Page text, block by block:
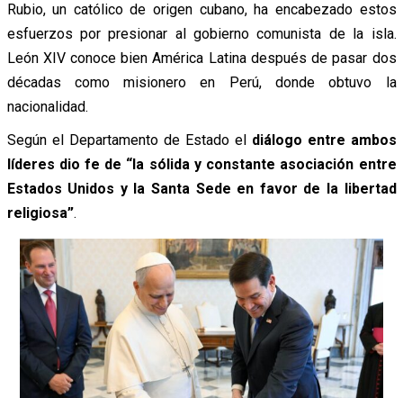
Rubio, un católico de origen cubano, ha encabezado estos
esfuerzos por presionar al gobierno comunista de la isla.
León XIV conoce bien América Latina después de pasar dos
décadas como misionero en Perú, donde obtuvo la
nacionalidad.
Según el Departamento de Estado el diálogo entre ambos
líderes dio fe de “la sólida y constante asociación entre
Estados Unidos y la Santa Sede en favor de la libertad
religiosa”.